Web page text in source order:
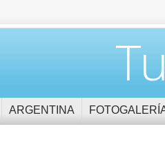
ARGENTINA